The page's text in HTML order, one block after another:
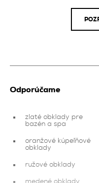
Odporúčame
zlaté obklady pre
bazén a spa
oranžové kúpeľňové
obklady
ružové obklady
medené obklady